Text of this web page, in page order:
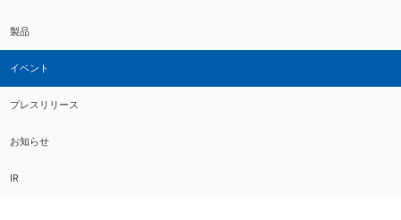
製品
イベント
プレスリリース
お知らせ
IR